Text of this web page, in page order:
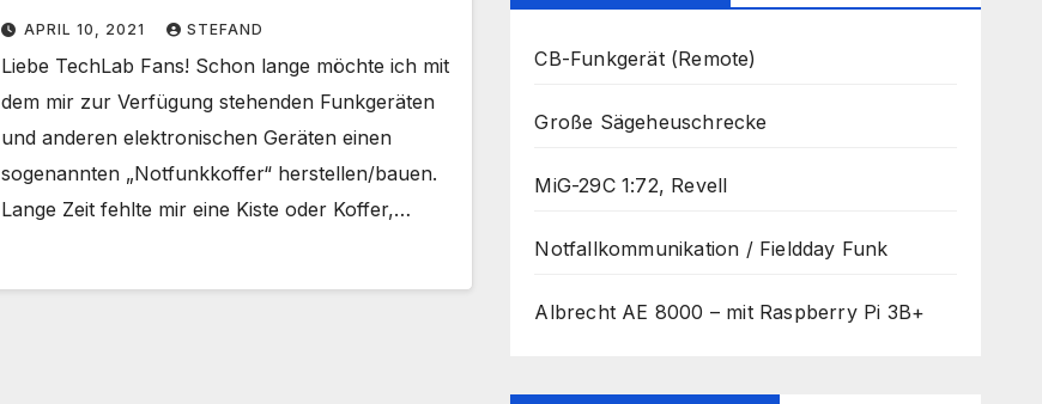
APRIL 10, 2021 STEFAND
Liebe TechLab Fans! Schon lange möchte ich mit
dem mir zur Verfügung stehenden Funkgeräten
und anderen elektronischen Geräten einen
sogenannten „Notfunkkoffer“ herstellen/bauen.
Lange Zeit fehlte mir eine Kiste oder Koffer,…
CB-Funkgerät (Remote)
Große Sägeheuschrecke
MiG-29C 1:72, Revell
Notfallkommunikation / Fieldday Funk
Albrecht AE 8000 – mit Raspberry Pi 3B+